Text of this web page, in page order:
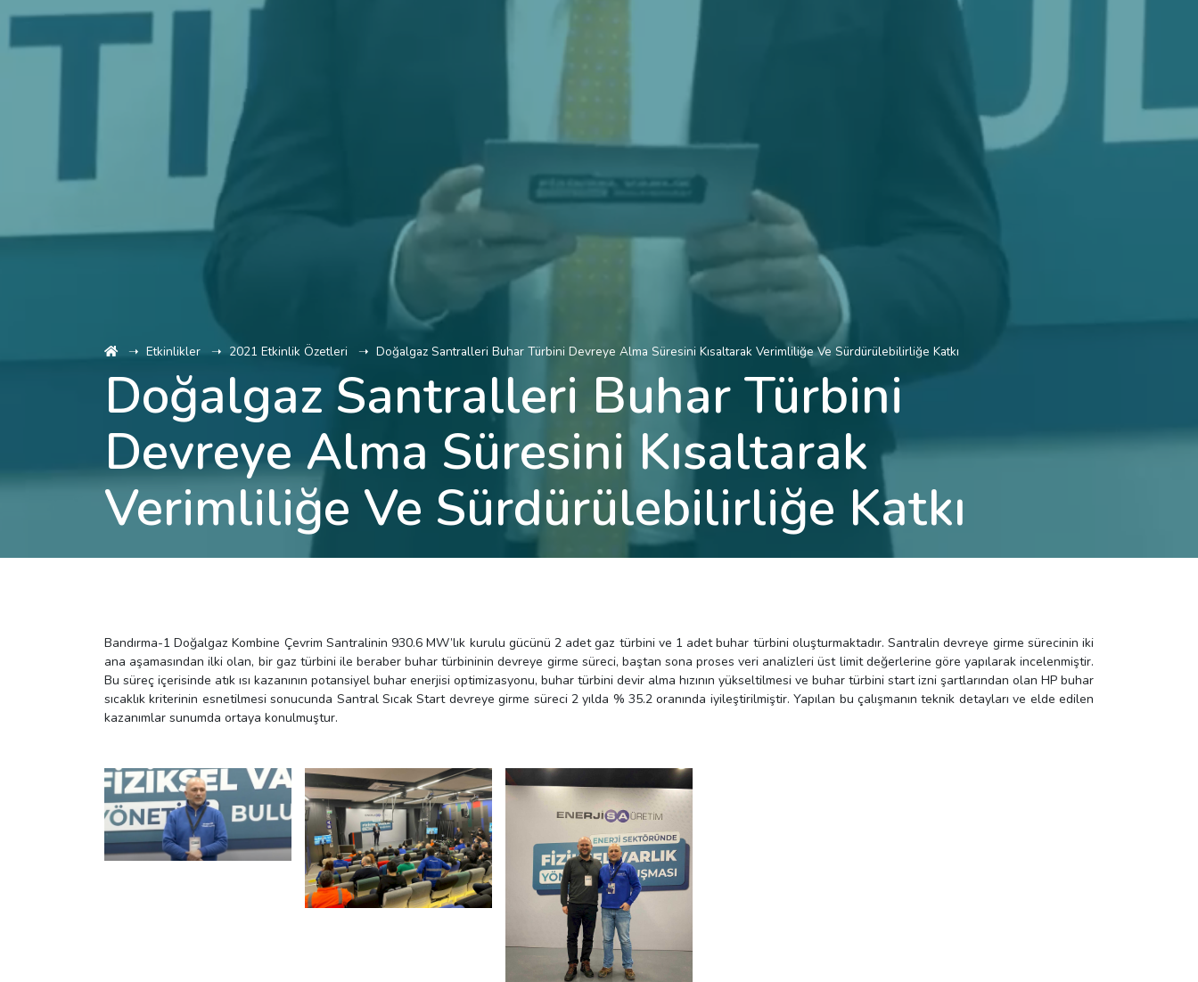
Ana SayfaEtkinlikler 2021 Etkinlik Özetleri Doğalgaz Santralleri Buhar Türbini Devreye Alma Süresini Kısaltarak Verimliliğe Ve Sürdürülebilirliğe Katkı
Doğalgaz Santralleri Buhar Türbini
Devreye Alma Süresini Kısaltarak
Verimliliğe Ve Sürdürülebilirliğe Katkı
Bandırma-1 Doğalgaz Kombine Çevrim Santralinin 930.6 MW’lık kurulu gücünü 2 adet gaz türbini ve 1 adet buhar türbini oluşturmaktadır. Santralin devreye girme sürecinin iki
ana aşamasından ilki olan, bir gaz türbini ile beraber buhar türbininin devreye girme süreci, baştan sona proses veri analizleri üst limit değerlerine göre yapılarak incelenmiştir.
Bu süreç içerisinde atık ısı kazanının potansiyel buhar enerjisi optimizasyonu, buhar türbini devir alma hızının yükseltilmesi ve buhar türbini start izni şartlarından olan HP buhar
sıcaklık kriterinin esnetilmesi sonucunda Santral Sıcak Start devreye girme süreci 2 yılda % 35.2 oranında iyileştirilmiştir. Yapılan bu çalışmanın teknik detayları ve elde edilen
kazanımlar sunumda ortaya konulmuştur.